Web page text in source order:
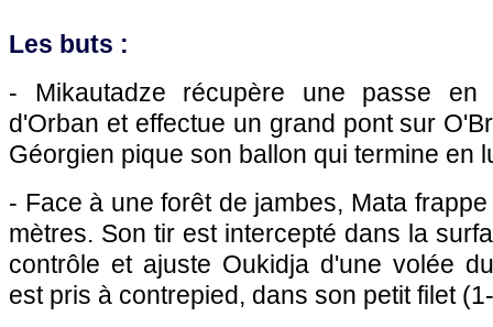
Les buts :
- Mikautadze récupère une passe en
d'Orban et effectue un grand pont sur
Géorgien pique son ballon qui termine en
- Face à une forêt de jambes, Mata
mètres. Son tir est intercepté dans la
contrôle et ajuste Oukidja d'une volée
est pris à contrepied, dans son petit filet